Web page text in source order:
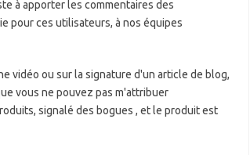
à apporter les commentaires des
pour ces utilisateurs, à nos équipes
vidéo ou sur la signature d'un article de blog,
vous ne pouvez pas m'attribuer
signalé des bogues , et le produit est